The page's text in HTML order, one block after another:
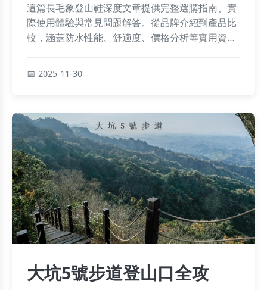
這篇長毛象登山鞋深度文章提供完整選購指南、實
際使用體驗與常見問題解答。從品牌介紹到產品比
較，涵蓋防水性能、舒適度、價格分析等實用資
2025-11-30
大坑5號步道登山口全攻